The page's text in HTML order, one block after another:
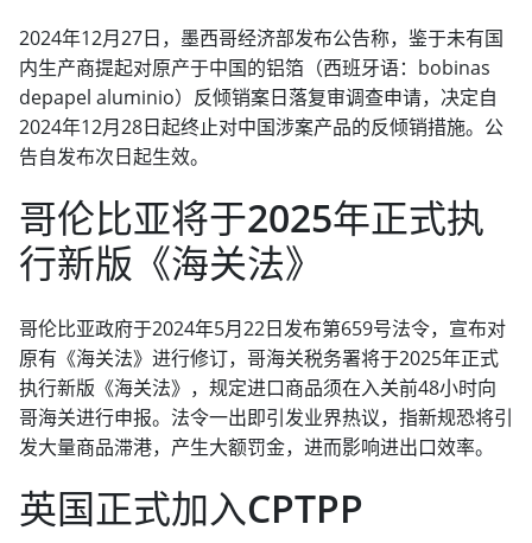
2024年12月27日，墨西哥经济部发布公告称，鉴于未有国
内生产商提起对原产于中国的铝箔（西班牙语：bobinas
depapel aluminio）反倾销案日落复审调查申请，决定自
2024年12月28日起终止对中国涉案产品的反倾销措施。公
告自发布次日起生效。
哥伦比亚将于2025年正式执
行新版《海关法》
哥伦比亚政府于2024年5月22日发布第659号法令，宣布对
原有《海关法》进行修订，哥海关税务署将于2025年正式
执行新版《海关法》，规定进口商品须在入关前48小时向
哥海关进行申报。法令一出即引发业界热议，指新规恐将引
发大量商品滞港，产生大额罚金，进而影响进出口效率。
英国正式加入CPTPP